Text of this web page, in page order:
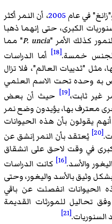
في عام 2005، أن النمر أكثر
الكبرى، حتى إنهما ذهبا
كذلك الأمر "P. uncia" مما
خمسة.[18]
أما الدراسات
مثل "ثدييات العالم"، فلا تزال
به وحده تحت الاسم العلمي
غير ثابت،[19]
حيث أن بعض
معترف بها، يؤيدون وضع نمر
يقولون بأن هذه الحيوانات
[20]
يُعتقد بأن النمر إنشق عن
في وقت لاحق على انشقاق
والأسد.[16]
كانت الدراسات
وثيق بالأسد واليغور، وحتى
الحيوانات انفصلت عن باقي
وفق تحاليل للمورثات القديمة
السنوريات.[21]